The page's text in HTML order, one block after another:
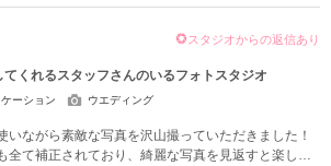
スタジオからの返信あり
くれるスタッフさんのいるフォトスタジオ
ーション ウエディング
いながら素敵な写真を沢山撮っていただきました！
全て補正されており、綺麗な写真を見返すと楽しか